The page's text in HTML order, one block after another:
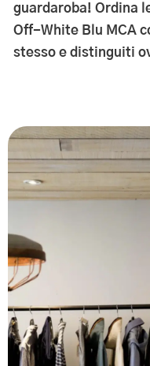
guardaroba! Ordina
Off-White Blu MCA
stesso e distinguiti